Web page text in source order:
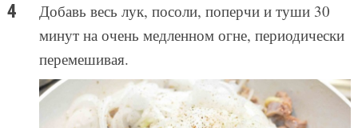
Добавь весь лук, посоли, поперчи и туши 30
минут на очень медленном огне, периодически
перемешивая.